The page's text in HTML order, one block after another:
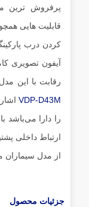
پرفروش ترین
قابلیت هایی
کردن درب
آیفون تصویری
رقابت با این
VDP-D43M
را دارا می‌باشد
ارتباط داخلی
از مدل سیماران
جزئیات محصول